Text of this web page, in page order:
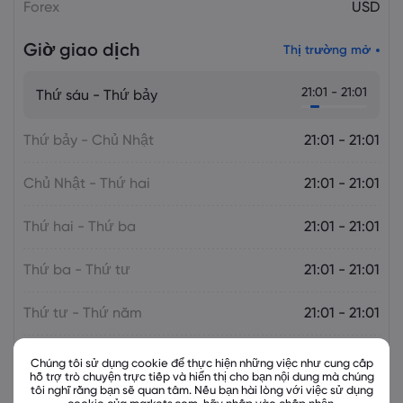
Forex USD
Giờ giao dịch Thị trường mở
Thứ sáu - Thứ bảy 21:01 - 21:01
Thứ bảy - Chủ Nhật 21:01 - 21:01
Chủ Nhật - Thứ hai 21:01 - 21:01
Thứ hai - Thứ ba 21:01 - 21:01
Thứ ba - Thứ tư 21:01 - 21:01
Thứ tư - Thứ năm 21:01 - 21:01
Thứ năm - Thứ sáu 21:01 - 21:01
Chúng tôi sử dụng cookie để thực hiện những việc như cung cấp
hỗ trợ trò chuyện trực tiếp và hiển thị cho bạn nội dung mà chúng
tôi nghĩ rằng bạn sẽ quan tâm. Nếu bạn hài lòng với việc sử dụng